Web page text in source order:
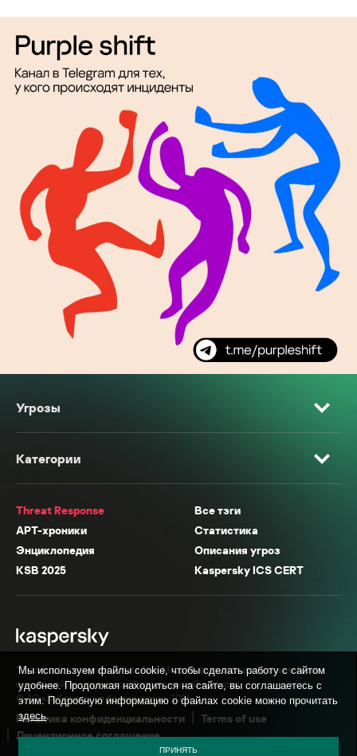
Угрозы
Категории
Threat Response
Все тэги
APT-хроники
Статистика
Энциклопедия
Описания угроз
KSB 2025
Kaspersky ICS CERT
* Facebook, Instagram, WhatsApp, Meta AI принадлежат компании Meta,
признанной экстремистской организацией в России.
© АО «Лаборатория Касперского», 2026.
Политика конфиденциальности
Terms of use
Лицензионное соглашение
Мы используем файлы cookie, чтобы сделать работу с сайтом
удобнее. Продолжая находиться на сайте, вы соглашаетесь с
этим. Подробную информацию о файлах cookie можно прочитать
здесь.
ПРИНЯТЬ